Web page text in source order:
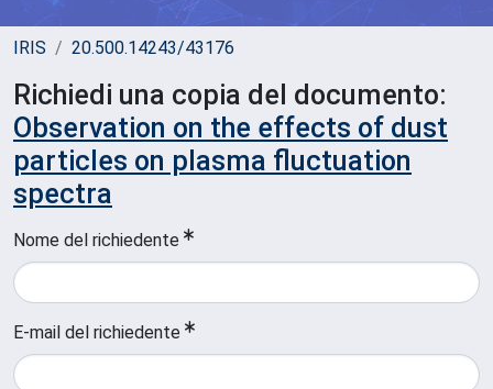
IRIS 20.500.14243/43176
Richiedi una copia del documento:
Observation on the effects of dust
particles on plasma fluctuation
spectra
Nome del richiedente
E-mail del richiedente